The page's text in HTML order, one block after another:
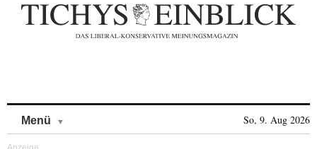
Menü So, 9. Aug 2026